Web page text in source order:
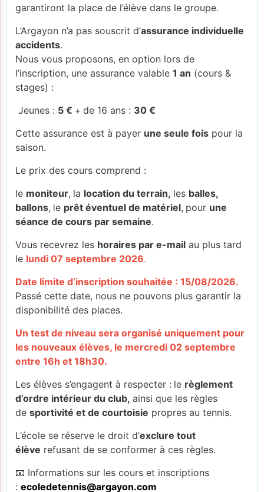
garantiront la place de l’élève dans le groupe.
L’Argayon n’a pas souscrit d’assurance individuelle
accidents.
Nous vous proposons, en option lors de
l’inscription, une assurance valable 1 an (cours &
stages) :
Jeunes : 5 € + de 16 ans : 30 €
Cette assurance est à payer une seule fois pour la
saison.
Le prix des cours comprend :
le moniteur, la location du terrain, les balles,
ballons, le prêt éventuel de matériel, pour une
séance de cours par semaine.
Vous recevrez les horaires par e-mail au plus tard
le lundi 07 septembre 2026.
Date limite d’inscription souhaitée : 15/08/2026.
Passé cette date, nous ne pouvons plus garantir la
disponibilité des places.
Un test de niveau sera organisé uniquement pour
les nouveaux élèves, le mercredi 02 septembre
entre 16h et 18h30.
Les élèves s’engagent à respecter : le règlement
d’ordre intérieur du club, ainsi que les règles
de sportivité et de courtoisie propres au tennis.
L’école se réserve le droit d’exclure tout
élève refusant de se conformer à ces règles.
📧 Informations sur les cours et inscriptions
: ecoledetennis@argayon.com